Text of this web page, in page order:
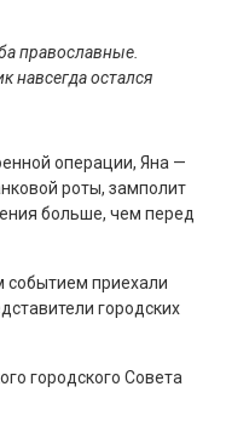
православные.
навсегда остался
операции, Яна —
роты, замполит
больше, чем перед
событием приехали
городских
городского Совета